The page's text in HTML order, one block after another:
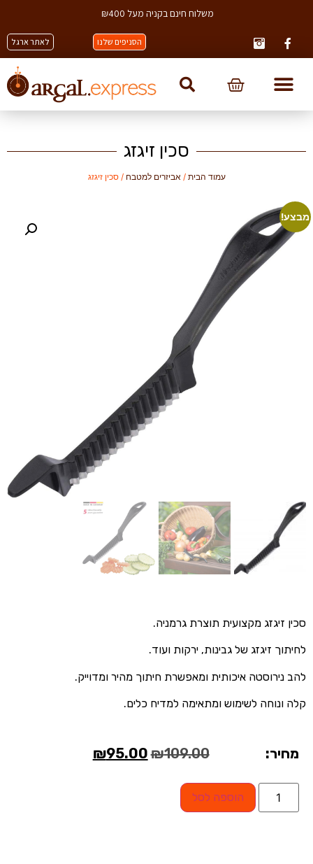
משלוח חינם בקניה מעל ₪400
הסניפים שלנו לאתר ארגל
סכין זיגזג
עמוד הבית /אביזרים למטבח / סכין זיגזג
מבצע!
סכין זיגזג מקצועית תוצרת גרמניה.
לחיתוך זיגזג של גבינות, ירקות ועוד.
להב נירוסטה איכותית ומאפשרת חיתוך מהיר ומדוייק.
קלה ונוחה לשימוש ומתאימה למדיח כלים.
מחיר: ₪109.00
₪95.00
הוספה לסל